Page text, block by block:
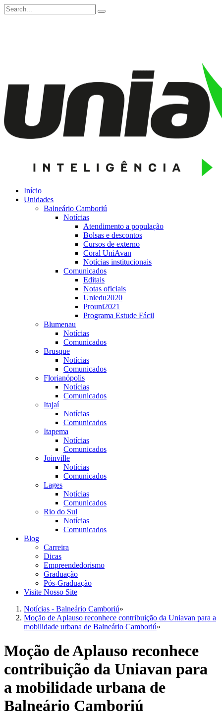
Início
Unidades
Balneário Camboriú
Notícias
Atendimento a população
Bolsas e descontos
Cursos de externo
Coral UniAvan
Notícias institucionais
Comunicados
Editais
Notas oficiais
Uniedu2020
Prouni2021
Programa Estude Fácil
Blumenau
Notícias
Comunicados
Brusque
Notícias
Comunicados
Florianópolis
Notícias
Comunicados
Itajaí
Notícias
Comunicados
Itapema
Notícias
Comunicados
Joinville
Notícias
Comunicados
Lages
Notícias
Comunicados
Rio do Sul
Notícias
Comunicados
Blog
Carreira
Dicas
Empreendedorismo
Graduação
Pós-Graduação
Visite Nosso Site
Notícias - Balneário Camboriú»
Moção de Aplauso reconhece contribuição da Uniavan para a
mobilidade urbana de Balneário Camboriú»
Moção de Aplauso reconhece
contribuição da Uniavan para
a mobilidade urbana de
Balneário Camboriú